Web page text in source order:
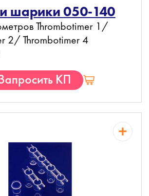
шарики 050-140
Thrombotimer 1/
2/ Thrombotimer 4
КП